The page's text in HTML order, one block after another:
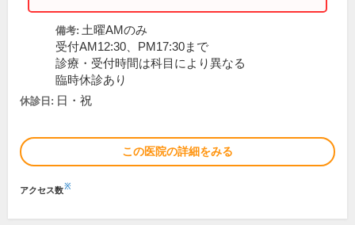
備考: 土曜AMのみ
受付AM12:30、PM17:30まで
診療・受付時間は科目により異なる
臨時休診あり
休診日: 日・祝
この医院の詳細をみる
アクセス数※